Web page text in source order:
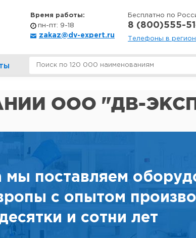
Время работы:
пн-пт: 9-18
zakaz@dv-expert.ru
Бесплатно по
8 (800)555-
Телефоны в
ООО "ДВ-
мы поставляем
с опытом
и сотни лет